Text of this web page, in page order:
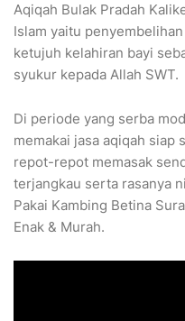
Aqiqah Bulak Pradah
Islam yaitu
ketujuh kelahiran bayi
syukur kepada Allah SWT.
Di periode yang serba
memakai jasa aqiqah siap
repot-repot memasak
terjangkau serta rasanya
Pakai Kambing Betina
Enak & Murah.